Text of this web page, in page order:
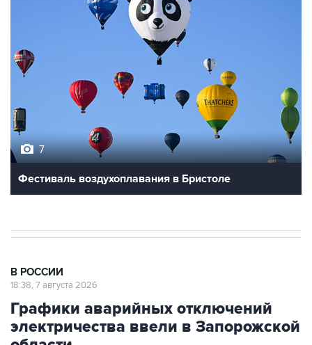
7
Фестиваль воздухоплавания в Бристоле
В РОССИИ
18:38, 7 августа 2026
Графики аварийных отключений
электричества ввели в Запорожской